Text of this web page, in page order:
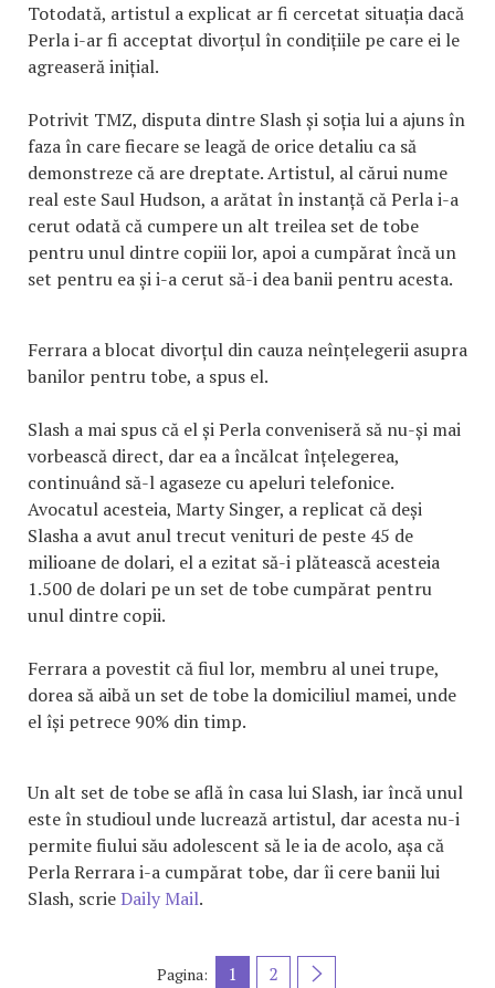
Totodată, artistul a explicat ar fi cercetat situația dacă
Perla i-ar fi acceptat divorțul în condițiile pe care ei le
agreaseră inițial.
Potrivit TMZ, disputa dintre Slash și soția lui a ajuns în
faza în care fiecare se leagă de orice detaliu ca să
demonstreze că are dreptate. Artistul, al cărui nume
real este Saul Hudson, a arătat în instanță că Perla i-a
cerut odată că cumpere un alt treilea set de tobe
pentru unul dintre copiii lor, apoi a cumpărat încă un
set pentru ea și i-a cerut să-i dea banii pentru acesta.
Ferrara a blocat divorțul din cauza neînțelegerii asupra
banilor pentru tobe, a spus el.
Slash a mai spus că el și Perla conveniseră să nu-și mai
vorbească direct, dar ea a încălcat înțelegerea,
continuând să-l agaseze cu apeluri telefonice.
Avocatul acesteia, Marty Singer, a replicat că deși
Slasha a avut anul trecut venituri de peste 45 de
milioane de dolari, el a ezitat să-i plătească acesteia
1.500 de dolari pe un set de tobe cumpărat pentru
unul dintre copii.
Ferrara a povestit că fiul lor, membru al unei trupe,
dorea să aibă un set de tobe la domiciliul mamei, unde
el își petrece 90% din timp.
Un alt set de tobe se află în casa lui Slash, iar încă unul
este în studioul unde lucrează artistul, dar acesta nu-i
permite fiului său adolescent să le ia de acolo, așa că
Perla Rerrara i-a cumpărat tobe, dar îi cere banii lui
Slash, scrieDaily Mail.
Pagina: 1 2